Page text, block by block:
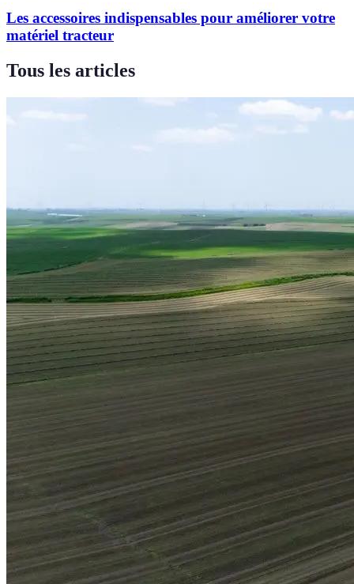
Les accessoires indispensables pour améliorer votre
matériel tracteur
Tous les articles